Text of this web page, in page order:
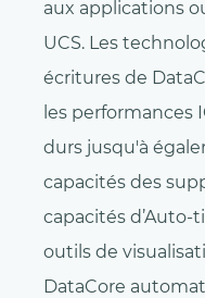
aux applications
UCS. Les
écritures de
les performances
durs jusqu'à
capacités des
capacités
outils de
DataCore